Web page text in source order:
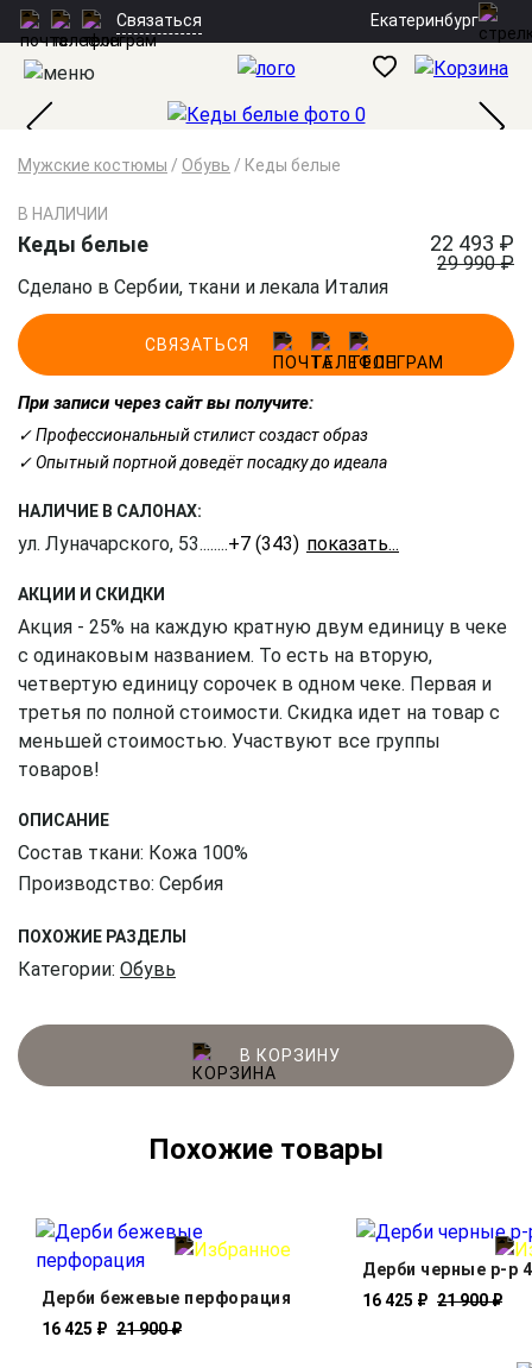
Связаться Екатеринбург
Мужские костюмы / Обувь / Кеды белые
В НАЛИЧИИ
Кеды белые 22 493 ₽
29 990 ₽
Сделано в Сербии, ткани и лекала Италия
СВЯЗАТЬСЯ
При записи через сайт вы получите:
✓ Профессиональный стилист создаст образ
✓ Опытный портной доведёт посадку до идеала
НАЛИЧИЕ В САЛОНАХ:
ул. Луначарского, 53........+7 (343) 226-41-61
АКЦИИ И СКИДКИ
Акция - 25% на каждую кратную двум единицу в чеке
с одинаковым названием. То есть на вторую,
четвертую единицу сорочек в одном чеке. Первая и
третья по полной стоимости. Скидка идет на товар с
меньшей стоимостью. Участвуют все группы
товаров!
ОПИСАНИЕ
Состав ткани: Кожа 100%
Производство: Сербия
ПОХОЖИЕ РАЗДЕЛЫ
Категории: Обувь
В КОРЗИНУ
Похожие товары
Дерби бежевые перфорация
16 425 ₽ 21 900 ₽
Дерби черные р-р
16 425 ₽ 21 900 ₽